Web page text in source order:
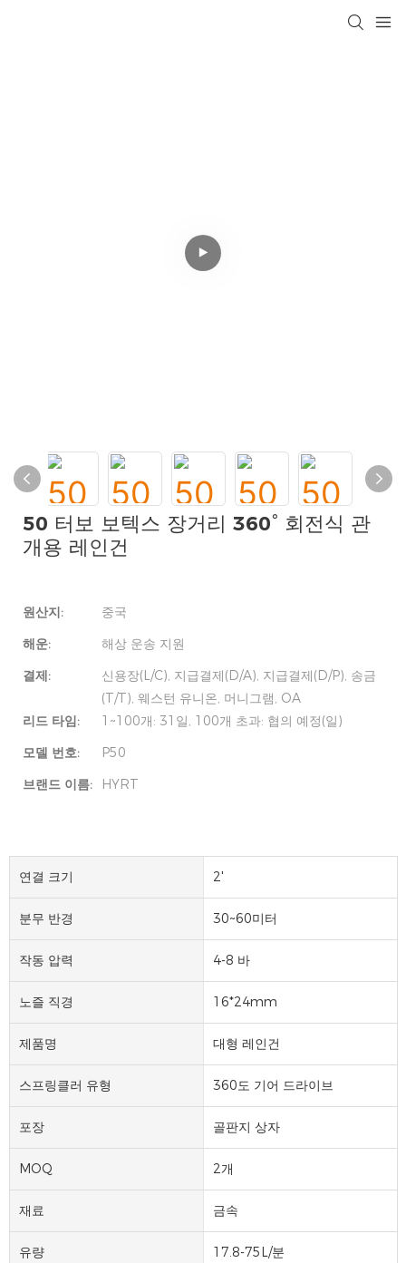
50 터보 보텍스 장거리 360° 회전식 관
개용 레인건
원산지:
중국
해운:
해상 운송 지원
결제:
신용장(L/C), 지급결제(D/A), 지급결제(D/P), 송금
(T/T), 웨스턴 유니온, 머니그램, OA
리드 타임:
1~100개: 31일, 100개 초과: 협의 예정(일)
모델 번호:
P50
브랜드 이름:
HYRT
연결 크기 2'
분무 반경 30~60미터
작동 압력 4-8 바
노즐 직경 16*24mm
제품명 대형 레인건
스프링클러 유형 360도 기어 드라이브
포장 골판지 상자
MOQ 2개
재료 금속
유량 17.8-75L/분